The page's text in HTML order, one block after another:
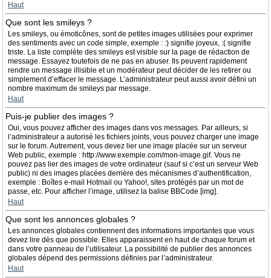
Haut
Que sont les smileys ?
Les smileys, ou émoticônes, sont de petites images utilisées pour exprimer
des sentiments avec un code simple, exemple : :) signifie joyeux, :( signifie
triste. La liste complète des smileys est visible sur la page de rédaction de
message. Essayez toutefois de ne pas en abuser. Ils peuvent rapidement
rendre un message illisible et un modérateur peut décider de les retirer ou
simplement d’effacer le message. L’administrateur peut aussi avoir défini un
nombre maximum de smileys par message.
Haut
Puis-je publier des images ?
Oui, vous pouvez afficher des images dans vos messages. Par ailleurs, si
l’administrateur a autorisé les fichiers joints, vous pouvez charger une image
sur le forum. Autrement, vous devez lier une image placée sur un serveur
Web public, exemple : http://www.exemple.com/mon-image.gif. Vous ne
pouvez pas lier des images de votre ordinateur (sauf si c’est un serveur Web
public) ni des images placées derrière des mécanismes d’authentification,
exemple : Boîtes e-mail Hotmail ou Yahoo!, sites protégés par un mot de
passe, etc. Pour afficher l’image, utilisez la balise BBCode [img].
Haut
Que sont les annonces globales ?
Les annonces globales contiennent des informations importantes que vous
devez lire dès que possible. Elles apparaissent en haut de chaque forum et
dans votre panneau de l’utilisateur. La possibilité de publier des annonces
globales dépend des permissions définies par l’administrateur.
Haut